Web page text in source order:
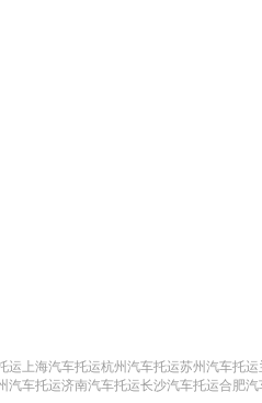
运 上海汽车托运杭州汽车托运苏州汽车托运
汽车托运济南汽车托运长沙汽车托运合肥汽